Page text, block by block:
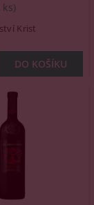
ks)
Krist